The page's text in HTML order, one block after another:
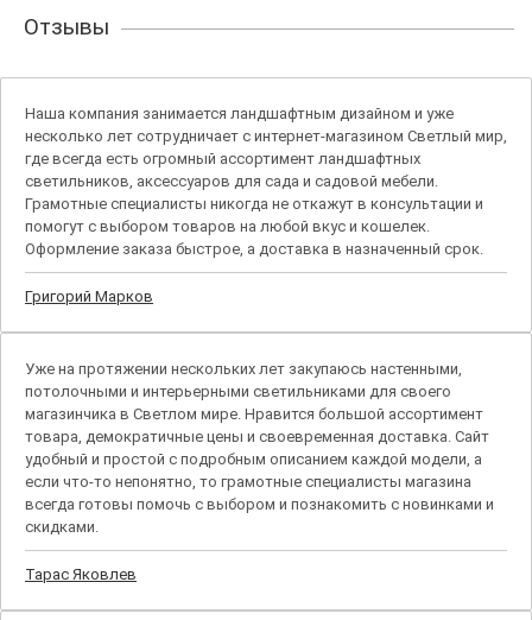
Отзывы
Наша компания занимается ландшафтным дизайном и уже
несколько лет сотрудничает с интернет-магазином Светлый мир,
где всегда есть огромный ассортимент ландшафтных
светильников, аксессуаров для сада и садовой мебели.
Грамотные специалисты никогда не откажут в консультации и
помогут с выбором товаров на любой вкус и кошелек.
Оформление заказа быстрое, а доставка в назначенный срок.
Григорий Марков
Уже на протяжении нескольких лет закупаюсь настенными,
потолочными и интерьерными светильниками для своего
магазинчика в Светлом мире. Нравится большой ассортимент
товара, демократичные цены и своевременная доставка. Сайт
удобный и простой с подробным описанием каждой модели, а
если что-то непонятно, то грамотные специалисты магазина
всегда готовы помочь с выбором и познакомить с новинками и
скидками.
Тарас Яковлев